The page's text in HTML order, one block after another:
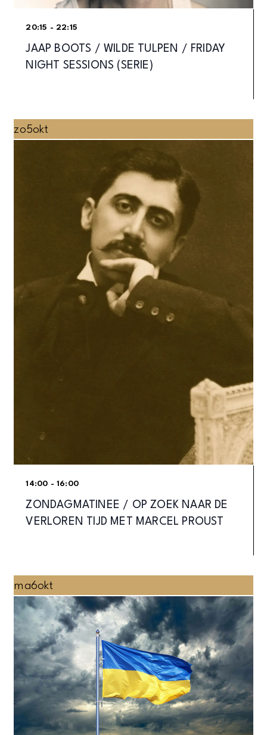
JAAP BOOTS / WILDE TULPEN / FRIDAY
NIGHT SESSIONS (SERIE)
20:15 - 22:15
zo5okt
ZONDAGMATINEE / OP ZOEK NAAR DE
VERLOREN TIJD MET MARCEL PROUST
14:00 - 16:00
ma6okt